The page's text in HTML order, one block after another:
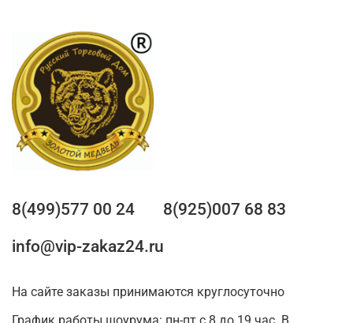
8(499)577 00 24
8(925)007 68 83
info@vip-zakaz24.ru
На сайте заказы принимаются круглосуточно